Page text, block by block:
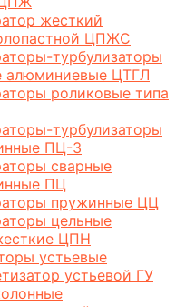
жесткий
ЦПЖС
турбулизаторы
алюминиевые ЦТГЛ
роликовые типа
турбулизаторы
ПЦ-3
сварные
ПЦ
пружинные ЦЦ
цельные
ЦПН
устьевые
устьевой ГУ